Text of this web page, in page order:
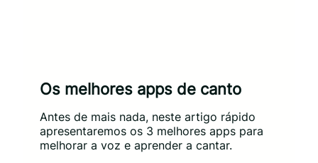
Os melhores apps de canto
Antes de mais nada, neste artigo rápido
apresentaremos os 3 melhores apps para
melhorar a voz e aprender a cantar.